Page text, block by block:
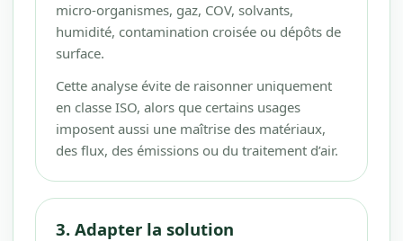
micro-organismes, gaz, COV, solvants,
humidité, contamination croisée ou dépôts de
surface.
Cette analyse évite de raisonner uniquement
en classe ISO, alors que certains usages
imposent aussi une maîtrise des matériaux,
des flux, des émissions ou du traitement d’air.
3. Adapter la solution